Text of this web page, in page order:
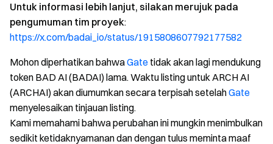
Untuk informasi lebih lanjut, silakan merujuk pada
pengumuman tim proyek:
https://x.com/badai_io/status/1915808607792177582
Mohon diperhatikan bahwaGate tidak akan lagi mendukung
token BAD AI (BADAI) lama. Waktu listing untuk ARCH AI
(ARCHAI) akan diumumkan secara terpisah setelahGate
menyelesaikan tinjauan listing.
Kami memahami bahwa perubahan ini mungkin menimbulkan
sedikit ketidaknyamanan dan dengan tulus meminta maaf